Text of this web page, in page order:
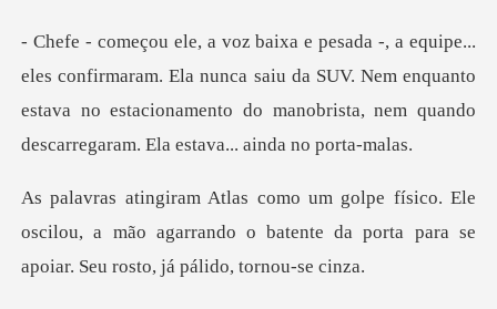
aram. Ela nunca saiu da SUV. Nem enquanto
estava no estacionamento do m
Ele
oscilou, a mão agarrando o batente da porta pa